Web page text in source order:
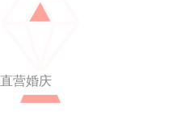
直营婚庆